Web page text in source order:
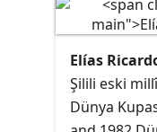
Elías
Şilili eski
Dünya